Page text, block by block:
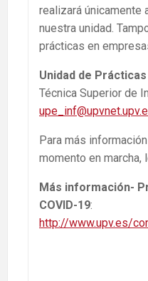
realizará únicamente
nuestra unidad.
prácticas en
Unidad de
Técnica Superior de
Para más
momento en
Más información-
COVID-19:
http://www.upv.es/